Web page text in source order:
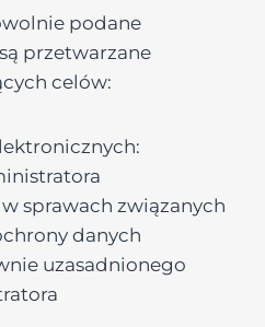
podane
przetwarzane
celów:
sprawach związanych
danych
uzasadnionego